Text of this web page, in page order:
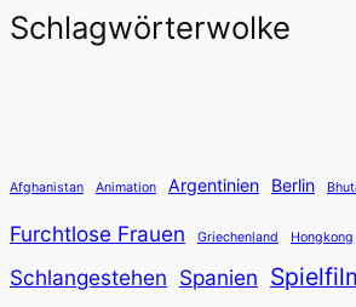
Schlagwörterwolke
Afghanistan Animation Argentinien Berlin
Furchtlose Frauen Griechenland Hongkong
Schlangestehen Spanien